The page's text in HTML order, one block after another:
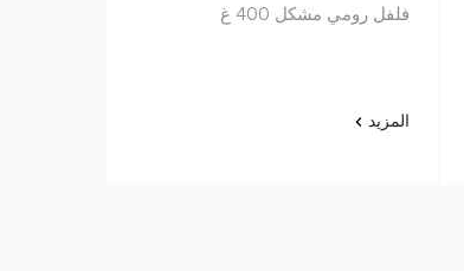
فلفل رومي مشكل 400 غ
المزيد